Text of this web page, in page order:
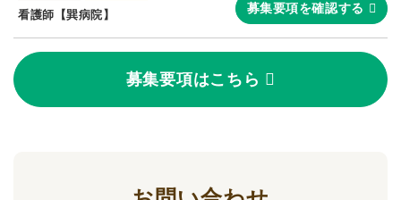
看護師【巽病院】 募集要項を確認する
募集要項はこちら